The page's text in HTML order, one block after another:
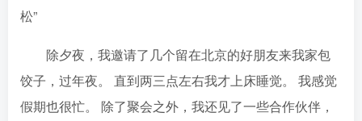
松”
除夕夜，我邀请了几个留在北京的好朋友来我家包
饺子，过年夜。 直到两三点左右我才上床睡觉。 我感觉
假期也很忙。 除了聚会之外，我还见了一些合作伙伴，